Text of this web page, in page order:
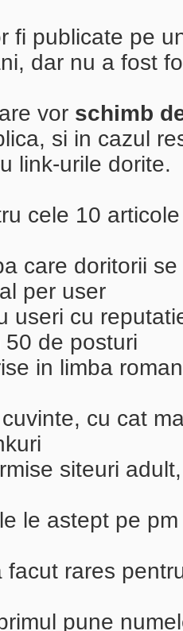
fi publicate pe
dar nu a fost
vor schimb
si in cazul
link-urile dorite.
cele 10
care doritorii
per user
useri cu
50 de posturi
in limba
cu cat
siteuri
le astept pe
facut rares
pune